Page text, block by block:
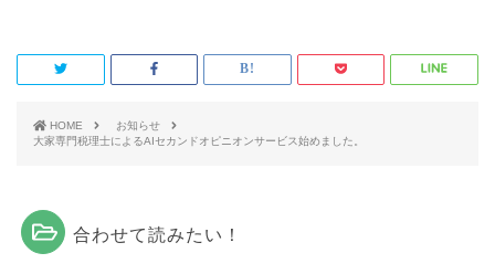
HOME
お知らせ
大家専門税理士によるAIセカンドオピニオンサービス始めました。
合わせて読みたい！